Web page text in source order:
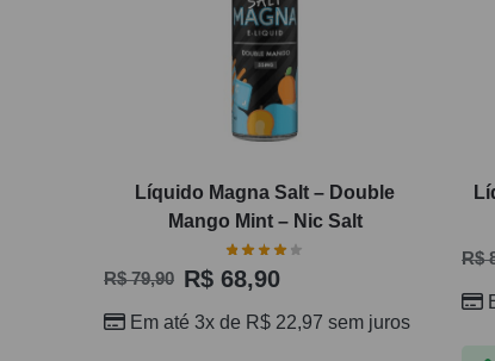
Líquido Magna Salt – Double
Mango Mint – Nic Salt
R$79,90 R$ 68,90
Em até 3x de R$ 22,97 sem juros
R$